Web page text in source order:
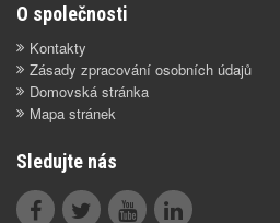
O společnosti
Kontakty
Zásady zpracování osobních údajů
Domovská stránka
Mapa stránek
Sledujte nás